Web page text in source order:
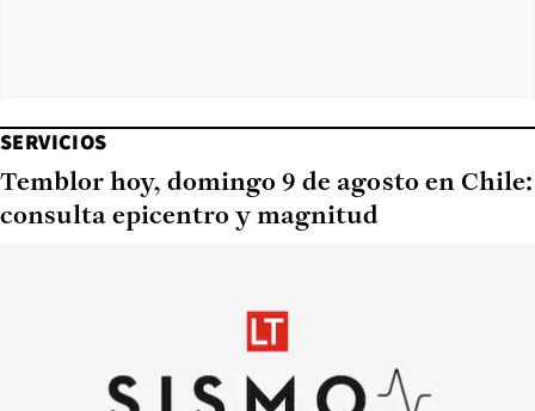
SERVICIOS
Temblor hoy, domingo 9 de agosto en Chile:
consulta epicentro y magnitud